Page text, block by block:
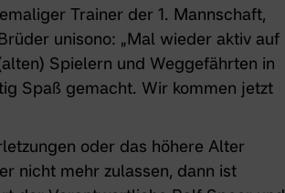
Trainer der 1. Mannschaft,
unisono: „Mal wieder aktiv auf
Spielern und Weggefährten in
Spaß gemacht. Wir kommen jetzt
oder das höhere Alter
nicht mehr zulassen, dann ist